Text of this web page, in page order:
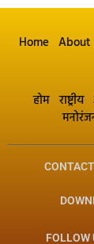
Home About
होम राष्ट्रीय
FOLLOW